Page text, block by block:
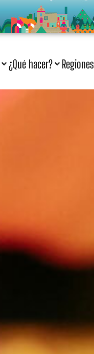
¿Qué hacer? Regiones